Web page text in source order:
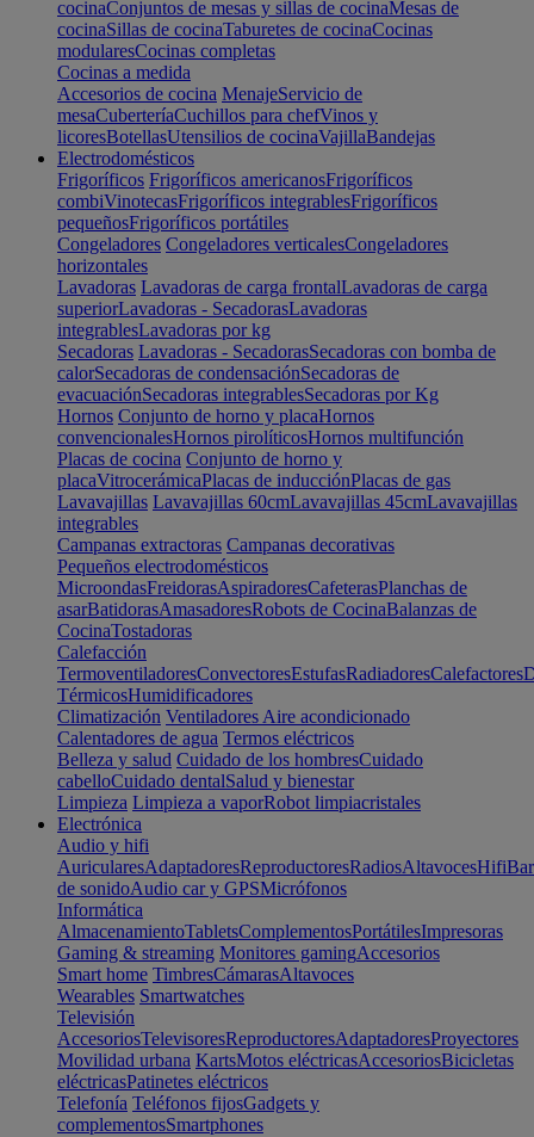
cocinaConjuntos de mesas y sillas de cocinaMesas de
cocinaSillas de cocinaTaburetes de cocinaCocinas
modularesCocinas completas
Cocinas a medida
Accesorios de cocina MenajeServicio de
mesaCuberteríaCuchillos para chefVinos y
licoresBotellasUtensilios de cocinaVajillaBandejas
Electrodomésticos
Frigoríficos Frigoríficos americanosFrigoríficos
combiVinotecasFrigoríficos integrablesFrigoríficos
pequeñosFrigoríficos portátiles
Congeladores Congeladores verticalesCongeladores
horizontales
Lavadoras Lavadoras de carga frontalLavadoras de carga
superiorLavadoras - SecadorasLavadoras
integrablesLavadoras por kg
Secadoras Lavadoras - SecadorasSecadoras con bomba de
calorSecadoras de condensaciónSecadoras de
evacuaciónSecadoras integrablesSecadoras por Kg
Hornos Conjunto de horno y placaHornos
convencionalesHornos pirolíticosHornos multifunción
Placas de cocina Conjunto de horno y
placaVitrocerámicaPlacas de inducciónPlacas de gas
Lavavajillas Lavavajillas 60cmLavavajillas 45cmLavavajillas
integrables
Campanas extractoras Campanas decorativas
Pequeños electrodomésticos
MicroondasFreidorasAspiradoresCafeterasPlanchas de
asarBatidorasAmasadoresRobots de CocinaBalanzas de
CocinaTostadoras
Calefacción
TermoventiladoresConvectoresEstufasRadiadoresCalefactores
TérmicosHumidificadores
Climatización Ventiladores Aire acondicionado
Calentadores de agua Termos eléctricos
Belleza y salud Cuidado de los hombresCuidado
cabelloCuidado dentalSalud y bienestar
Limpieza Limpieza a vaporRobot limpiacristales
Electrónica
Audio y hifi
AuricularesAdaptadoresReproductoresRadiosAltavocesHifi
de sonidoAudio car y GPSMicrófonos
Informática
AlmacenamientoTabletsComplementosPortátilesImpresoras
Gaming & streaming Monitores gamingAccesorios
Smart home TimbresCámarasAltavoces
Wearables Smartwatches
Televisión
AccesoriosTelevisoresReproductoresAdaptadoresProyectores
Movilidad urbana KartsMotos eléctricasAccesoriosBicicletas
eléctricasPatinetes eléctricos
Telefonía Teléfonos fijosGadgets y
complementosSmartphones